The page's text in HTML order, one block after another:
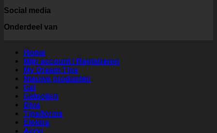
Social media
Onderdeel van
Home
Mijn account / Registreren
My Dream Tips
Nieuwe producten
Gel
Gelpolish
Diva
Tips/forms
Elektra
Acryl